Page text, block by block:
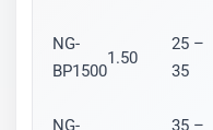
NG-
BP1500
1.50
25 –
35
NG-
35 –